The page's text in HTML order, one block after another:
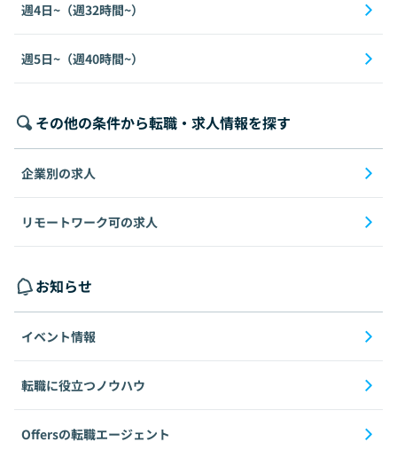
週4日~（週32時間~）
週5日~（週40時間~）
その他の条件から転職・求人情報を探す
企業別の求人
リモートワーク可の求人
お知らせ
イベント情報
転職に役立つノウハウ
Offersの転職エージェント